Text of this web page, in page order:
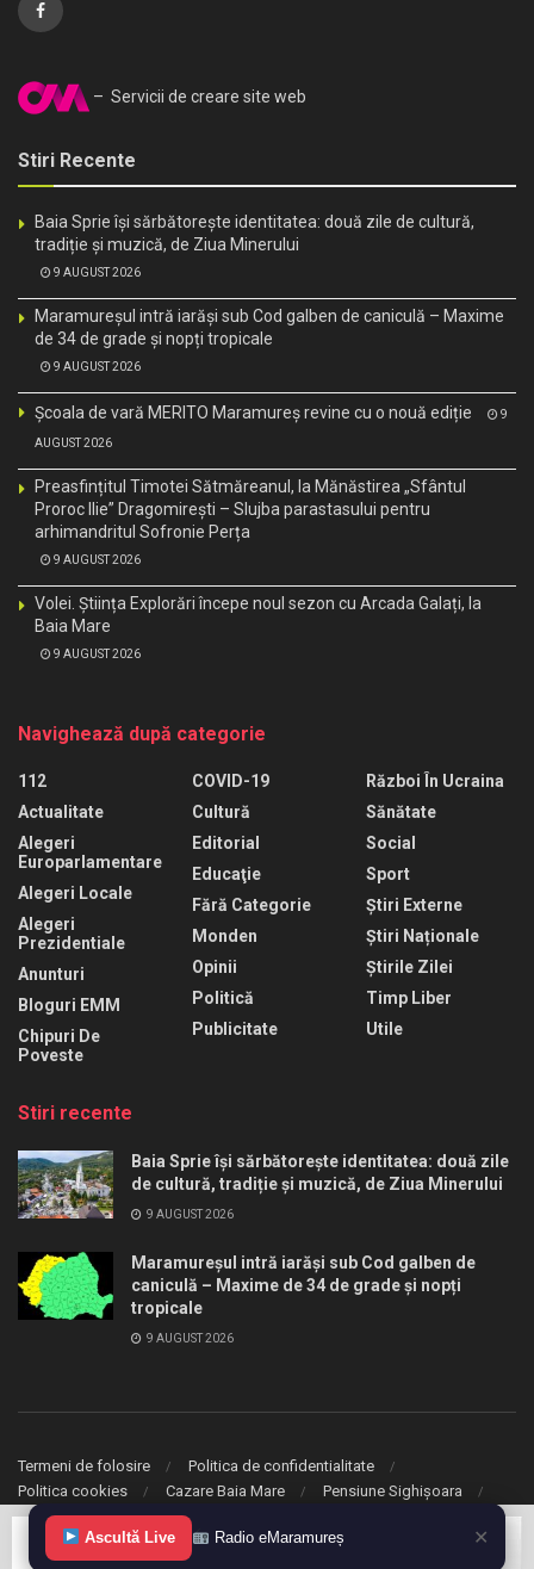
– Servicii de creare site web
Stiri Recente
Baia Sprie își sărbătorește identitatea: două zile de cultură,
tradiție și muzică, de Ziua Minerului
9 AUGUST 2026
Maramureșul intră iarăși sub Cod galben de caniculă – Maxime
de 34 de grade și nopți tropicale
9 AUGUST 2026
Școala de vară MERITO Maramureș revine cu o nouă ediție 9
AUGUST 2026
Preasfințitul Timotei Sătmăreanul, la Mănăstirea „Sfântul
Proroc Ilie” Dragomirești – Slujba parastasului pentru
arhimandritul Sofronie Perța
9 AUGUST 2026
Volei. Știința Explorări începe noul sezon cu Arcada Galați, la
Baia Mare
9 AUGUST 2026
Navighează după categorie
112
Actualitate
Alegeri
Europarlamentare
Alegeri Locale
Alegeri
Prezidentiale
Anunturi
Bloguri EMM
Chipuri De
Poveste
COVID-19
Cultură
Editorial
Educaţie
Fără Categorie
Monden
Opinii
Politică
Publicitate
Război În Ucraina
Sănătate
Social
Sport
Știri Externe
Știri Naționale
Știrile Zilei
Timp Liber
Utile
Stiri recente
Baia Sprie își sărbătorește identitatea: două zile
de cultură, tradiție și muzică, de Ziua Minerului
9 AUGUST 2026
Maramureșul intră iarăși sub Cod galben de
caniculă – Maxime de 34 de grade și nopți
tropicale
9 AUGUST 2026
Termeni de folosire
Politica de confidentialitate
Politica cookies
Cazare Baia Mare Pensiune Sighișoara
© 2020 eMaramures. Toate drepturile rezervate.
Ascultă Live Radio eMaramureș ✕